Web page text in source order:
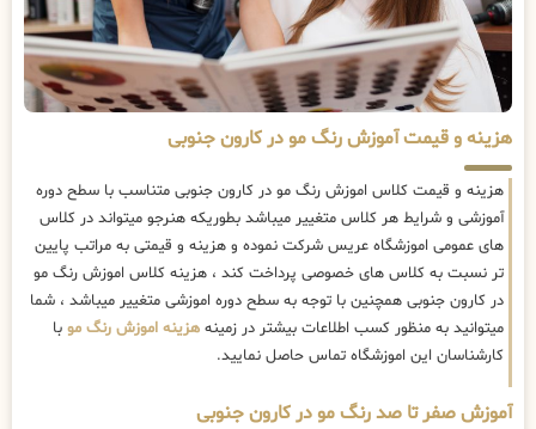
هزینه و قیمت آموزش رنگ مو در کارون جنوبی
هزینه و قیمت کلاس اموزش رنگ مو در کارون جنوبی متناسب با سطح دوره
آموزشی و شرایط هر کلاس متغییر میباشد بطوریکه هنرجو میتواند در کلاس
های عمومی اموزشگاه عریس شرکت نموده و هزینه و قیمتی به مراتب پایین
تر نسبت به کلاس های خصوصی پرداخت کند ، هزینه کلاس اموزش رنگ مو
در کارون جنوبی همچنین با توجه به سطح دوره اموزشی متغییر میباشد ، شما
میتوانید به منظور کسب اطلاعات بیشتر در زمینه هزینه اموزش رنگ مو با
کارشناسان این اموزشگاه تماس حاصل نمایید.
آموزش صفر تا صد رنگ مو در کارون جنوبی